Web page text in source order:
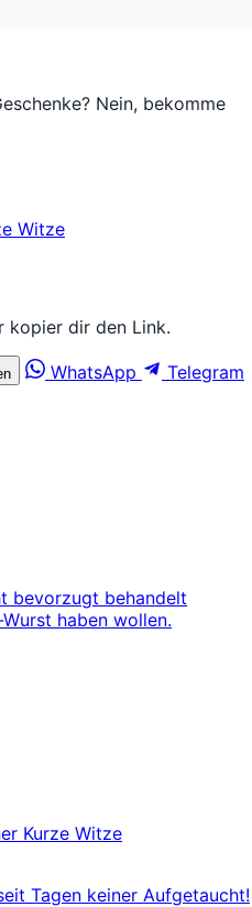
Nein, bekomme
Witze
kopier dir den Link.
WhatsApp
Telegram
bevorzugt behandelt
haben wollen.
Kurze Witze
Tagen keiner Aufgetaucht!